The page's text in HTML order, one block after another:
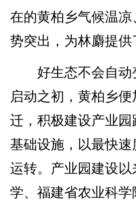
在的黄柏乡气候温
势突出，为林麝提
好生态不会自动
启动之初，黄柏乡
迁，积极建设产业
基础设施，以最快
运转。产业园建设
学、福建省农业科